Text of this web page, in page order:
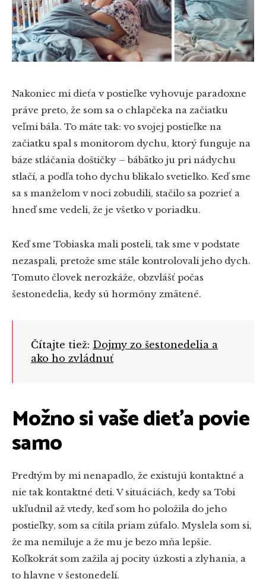
Nakoniec mi dieťa v postieľke vyhovuje paradoxne
práve preto, že som sa o chlapčeka na začiatku
veľmi bála. To máte tak: vo svojej postieľke na
začiatku spal s monitorom dychu, ktorý funguje na
báze stláčania doštičky – bábätko ju pri nádychu
stlačí, a podľa toho dychu blikalo svetielko. Keď sme
sa s manželom v noci zobudili, stačilo sa pozrieť a
hneď sme vedeli, že je všetko v poriadku.
Keď sme Tobiaska mali posteli, tak sme v podstate
nezaspali, pretože sme stále kontrolovali jeho dych.
Tomuto človek nerozkáže, obzvlášť počas
šestonedelia, kedy sú hormóny zmätené.
Čítajte tiež: Dojmy zo šestonedelia a
ako ho zvládnuť
Možno si vaše dieťa povie
samo
Predtým by mi nenapadlo, že existujú kontaktné a
nie tak kontaktné deti. V situáciách, kedy sa Tobi
ukľudnil až vtedy, keď som ho položila do jeho
postieľky, som sa cítila priam zúfalo. Myslela som si,
že ma nemiluje a že mu je bezo mňa lepšie.
Koľkokrát som zažila aj pocity úzkosti a zlyhania, a
to hlavne v šestonedelí.